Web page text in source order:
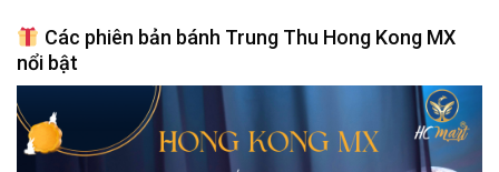
Các phiên bản bánh Trung Thu Hong Kong MX
nổi bật